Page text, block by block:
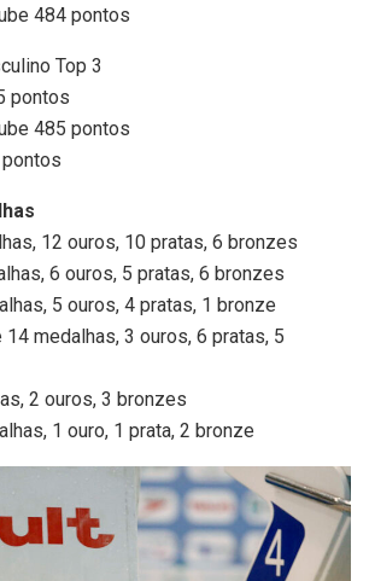
484 pontos
Top 3
pontos
485 pontos
12 ouros, 10 pratas, 6 bronzes
6 ouros, 5 pratas, 6 bronzes
5 ouros, 4 pratas, 1 bronze
medalhas, 3 ouros, 6 pratas, 5
2 ouros, 3 bronzes
1 ouro, 1 prata, 2 bronze